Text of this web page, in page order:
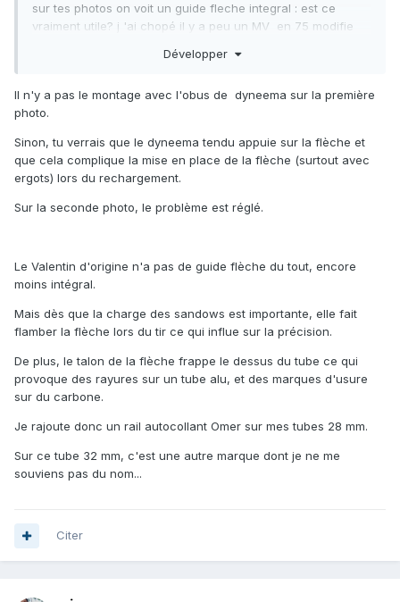
sur tes photos on voit un guide fleche integral : est ce
vraiment utile? j 'ai chopé il y a peu un MV en 75 modifie
integral. tous mes autres guns en ont, je me posais la
MV pas encore testé)....
Développer
Il n'y a pas le montage avec l'obus de dyneema sur la première
photo.
Sinon, tu verrais que le dyneema tendu appuie sur la flèche et
que cela complique la mise en place de la flèche (surtout avec
ergots) lors du rechargement.
Sur la seconde photo, le problème est réglé.
Le Valentin d'origine n'a pas de guide flèche du tout, encore
moins intégral.
Mais dès que la charge des sandows est importante, elle fait
flamber la flèche lors du tir ce qui influe sur la précision.
De plus, le talon de la flèche frappe le dessus du tube ce qui
provoque des rayures sur un tube alu, et des marques d'usure
sur du carbone.
Je rajoute donc un rail autocollant Omer sur mes tubes 28 mm.
Sur ce tube 32 mm, c'est une autre marque dont je ne me
souviens pas du nom...
Citer